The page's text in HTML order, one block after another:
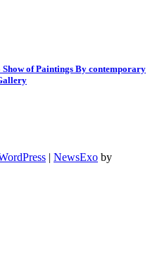
Show of Paintings By contemporary
| NewsExo by